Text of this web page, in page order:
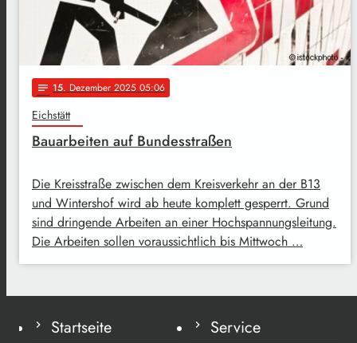
notes 15. Dezember 2025 05:06
Eichstätt
Bauarbeiten auf Bundesstraßen
Die Kreisstraße zwischen dem Kreisverkehr an der B13
und Wintershof wird ab heute komplett gesperrt. Grund
sind dringende Arbeiten an einer Hochspannungsleitung.
Die Arbeiten sollen voraussichtlich bis Mittwoch …
Startseite Service